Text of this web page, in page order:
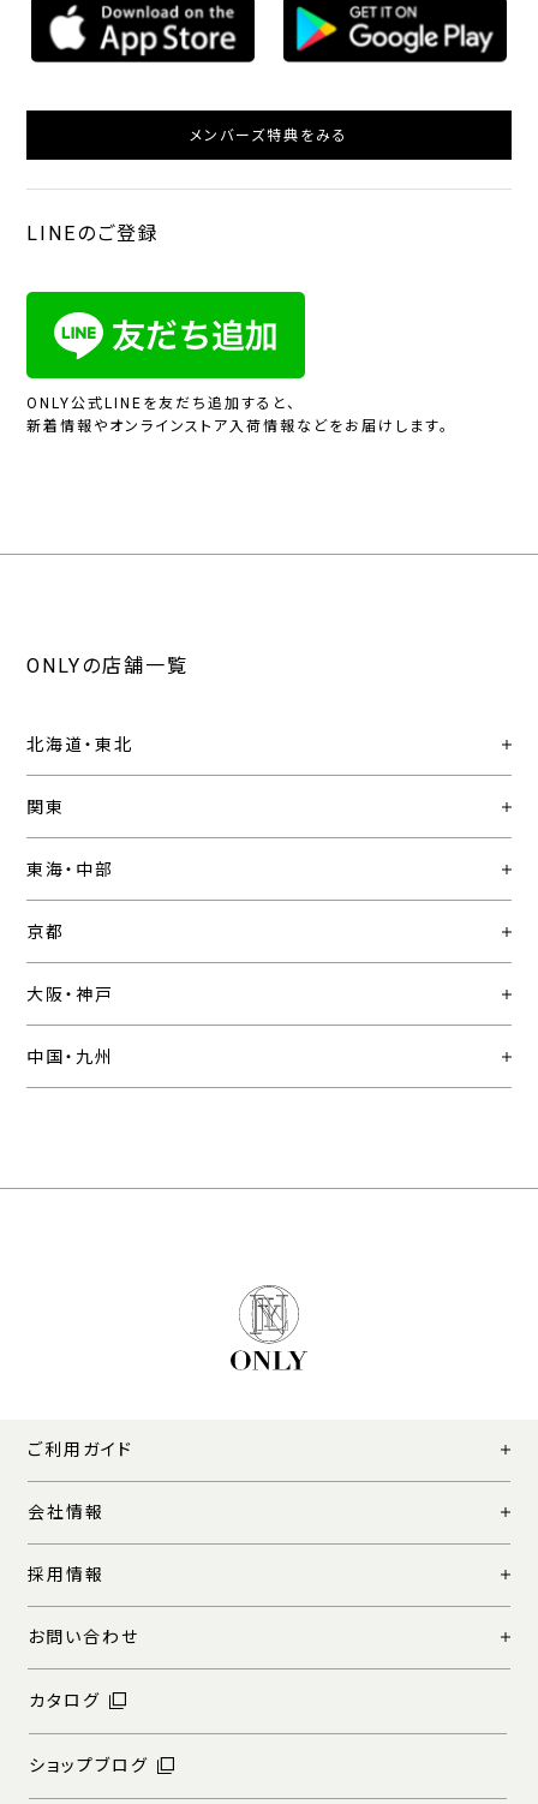
メンバーズ特典をみる
LINEのご登録
ONLY公式LINEを友だち追加すると、
新着情報やオンラインストア入荷情報などをお届けします。
ONLYの店舗一覧
北海道・東北
関東
東海・中部
京都
大阪・神戸
中国・九州
ご利用ガイド
会社情報
採用情報
お問い合わせ
カタログ
ショップブログ